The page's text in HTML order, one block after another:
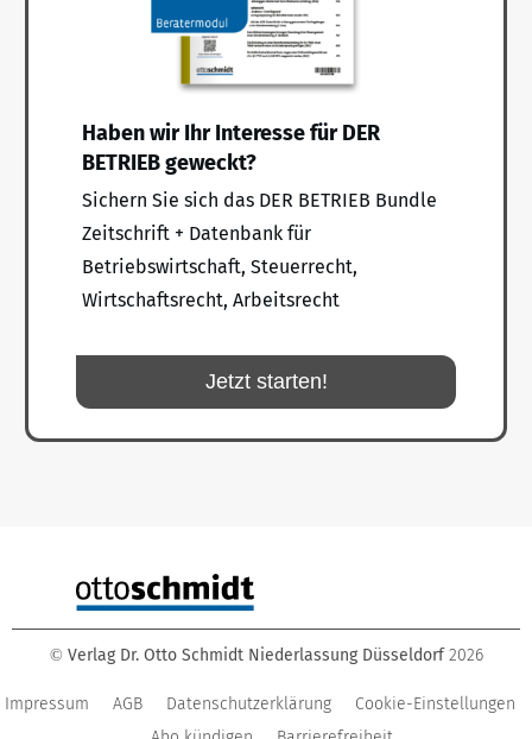
Haben wir Ihr Interesse für DER
BETRIEB geweckt?
Sichern Sie sich das DER BETRIEB Bundle
Zeitschrift + Datenbank für
Betriebswirtschaft, Steuerrecht,
Wirtschaftsrecht, Arbeitsrecht
Jetzt starten!
© Verlag Dr. Otto Schmidt Niederlassung Düsseldorf 2026
Impressum AGB Datenschutzerklärung
Cookie-Einstellungen